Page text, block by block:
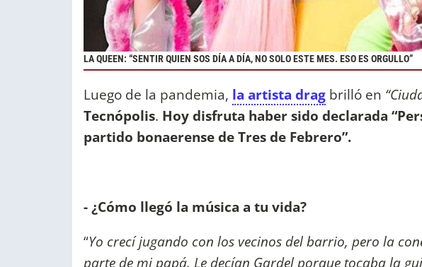
LA QUEEN: “SENTIR QUIEN SOS DÍA A DÍA, NO SOLO ESTE MES. ESO ES ORGULLO”
Luego de la pandemia, la artista drag brilló en
Tecnópolis. Hoy disfruta haber sido declarada
partido bonaerense de Tres de Febrero”.
- ¿Cómo llegó la música a tu vida?
“Yo crecí jugando con los vecinos del barrio, pero la
parte de mi papá. Le decían Gardel porque tocaba la